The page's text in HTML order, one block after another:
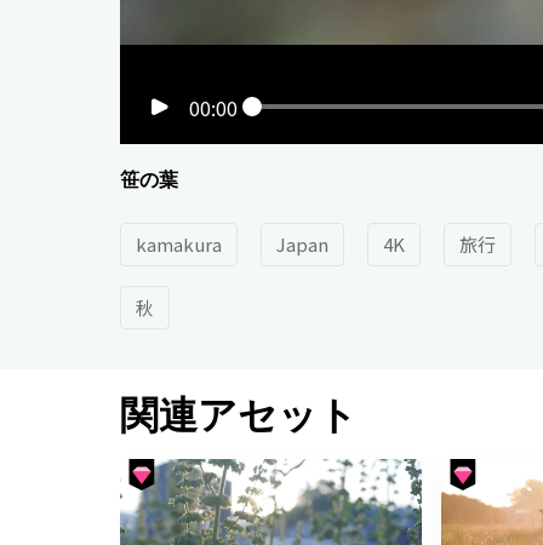
00:00
笹の葉
kamakura Japan 4K 旅行
秋
関連アセット